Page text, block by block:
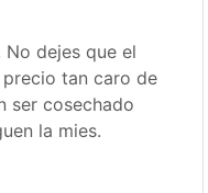
No dejes que el
tan caro de
ser cosechado
la mies.